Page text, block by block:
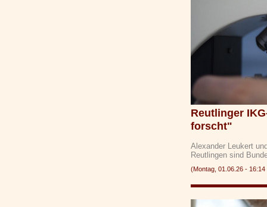
Reutlinger
forscht"
Alexander Leukert
Reutlingen sind
(Montag, 01.06.26 -